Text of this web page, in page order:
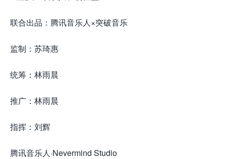
联合出品：腾讯音乐人×突破音乐
监制：苏琦惠
统筹：林雨晨
推广：林雨晨
指挥：刘辉
腾讯音乐人·Nevermind Studio